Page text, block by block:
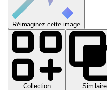
Réimaginez cette image
Collection
Similaire